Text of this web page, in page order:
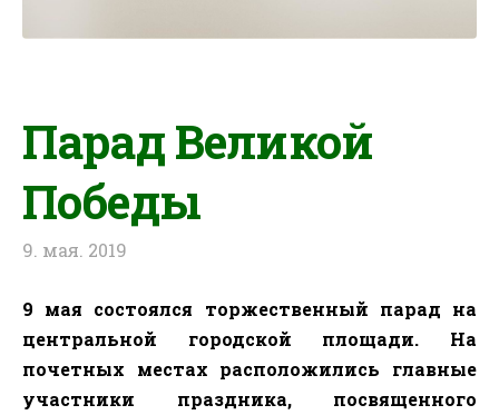
Парад Великой
Победы
9. мая. 2019
9 мая состоялся торжественный парад на
центральной городской площади. На
почетных местах расположились главные
участники праздника, посвященного